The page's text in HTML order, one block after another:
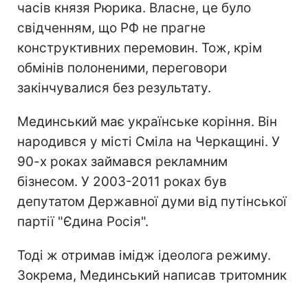
часів князя Рюрика. Власне, це було
свідченням, що РФ не прагне
конструктивних перемовин. Тож, крім
обмінів полоненими, переговори
закінчувалися без результату.
Мединський має українське коріння. Він
народився у місті Сміла на Черкащині. У
90-х роках займався рекламним
бізнесом. У 2003-2011 роках був
депутатом Державної думи від путінської
партії "Єдина Росія".
Тоді ж отримав імідж ідеолога режиму.
Зокрема, Мединський написав тритомник